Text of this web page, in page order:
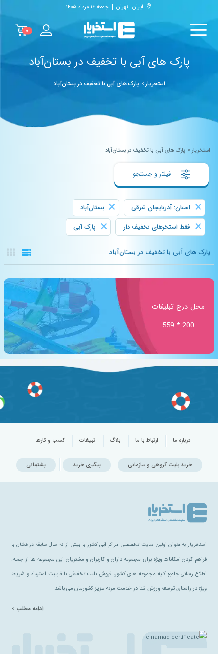
ایران | تهران جمعه ۱۶ مرداد ۱۴۰۵
۰
پارک های آبی با تخفیف در بستان‌آباد
استخریار> پارک های آبی با تخفیف در بستان‌آباد
استخریار> پارک های آبی با تخفیف در بستان‌آباد
× استان: آذربایجان شرقی × بستان‌آباد
× فقط استخرهای تخفیف دار × پارک آبی
پارک های آبی با تخفیف در بستان‌آباد
محل درج تبلیغات
200 * 559
درباره ما ارتباط با ما بلاگ تبلیغات کسب و کارها
خرید بلیت گروهی و سازمانی پیگیری خرید پشتیبانی
استخریار به عنوان اولین سایت تخصصی مراکز آبی کشور با بیش از نه سال سابقه درخشان با
فراهم کردن امکانات ویژه برای مجموعه داران و کاربران و مشتریان این مجموعه ها از جمله:
اطلاع رسانی جامع کلیه مجموعه های کشور، فروش بلیت تخفیفی با قابلیت استرداد و شرایط
ویژه در راستای توسعه ورزش شنا در خدمت مردم عزیز کشورمان می باشد.
ادامه مطلب >